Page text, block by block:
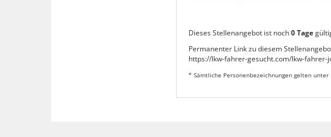
Dieses Stellenangebot ist noch0 Tage
Permanenter Link zu diesem
https://lkw-fahrer-gesucht.com/lkw-
* Sämtliche Personenbezeichnungen gelten unter